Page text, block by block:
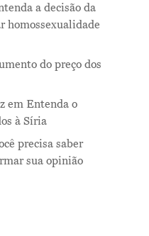
a decisão da
homossexualidade
do preço dos
em Entenda o
à Síria
precisa saber
sua opinião